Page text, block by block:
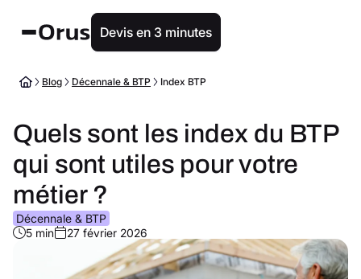
Devis en 3 minutes
Blog Décennale & BTP Index BTP
Quels sont les index du BTP
qui sont utiles pour votre
métier ?
Décennale & BTP
5 min
27 février 2026